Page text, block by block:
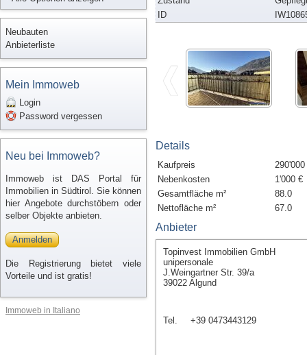
Neubauten
Anbieterliste
Mein Immoweb
Login
Password vergessen
Neu bei Immoweb?
Immoweb ist DAS Portal für
Immobilien in Südtirol. Sie können
hier Angebote durchstöbern oder
selber Objekte anbieten.
Anmelden
Die Registrierung bietet viele
Vorteile und ist gratis!
Immoweb in Italiano
ID
Details
Kaufpreis
290'000
Nebenkosten
1'000 €
Gesamtfläche m²
88.0
Nettofläche m²
67.0
Anbieter
Topinvest Immobilien GmbH
unipersonale
J.Weingartner Str. 39/a
39022 Algund
Tel. +39 0473443129